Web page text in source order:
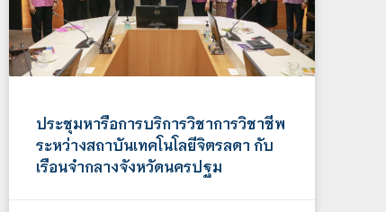
ประชุมหารือการบริการวิชาการวิชาชีพ
ระหว่างสถาบันเทคโนโลยีจิตรลดา กับ
เรือนจำกลางจังหวัดนครปฐม